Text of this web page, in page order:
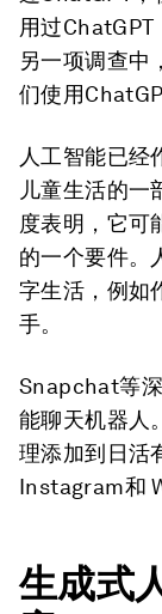
用过
另一项调查中
们使用
人工智能已经
儿童生活的一
度表明，它可
的一个要件。
字生活，例如
手。
Snapchat等
能聊天机器人
理添加到日活
Instagram和
生成式